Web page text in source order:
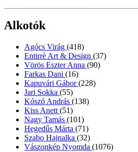
Alkotók
Agócs Virág (418)
Entirrè Art & Design (37)
Vörös Eszter Anna (90)
Farkas Dani (16)
Kapuvári Gábor(228)
Jari Sokka (55)
Kószó András (138)
Kiss Anett (51)
Nagy Tamás (101)
Hegedűs Márta (71)
Szabo Hajnalka (32)
Vászonkép Nyomda (1076)